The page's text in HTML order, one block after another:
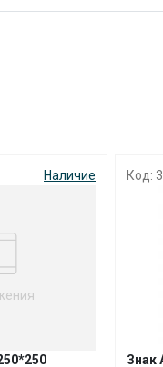
Наличие Код:
Знак
товарвыбранный
Остались